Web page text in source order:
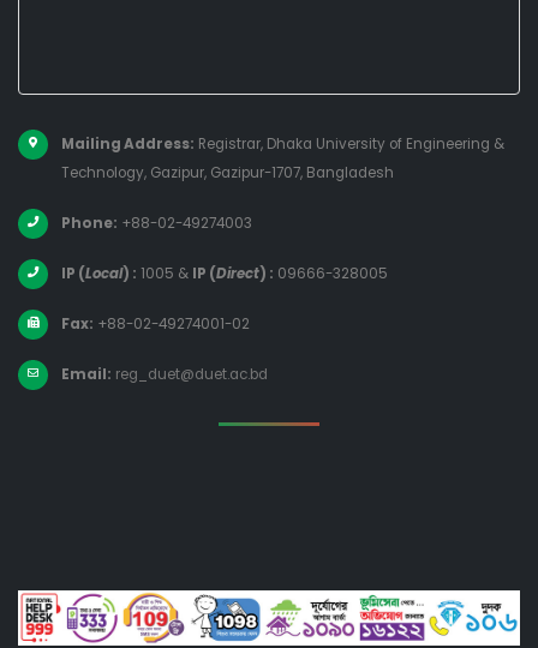
Mailing Address: Registrar, Dhaka University of Engineering &
Technology, Gazipur, Gazipur-1707, Bangladesh
Phone: +88-02-49274003
IP (Local) : 1005 & IP (Direct) : 09666-328005
Fax: +88-02-49274001-02
Email: reg_duet@duet.ac.bd